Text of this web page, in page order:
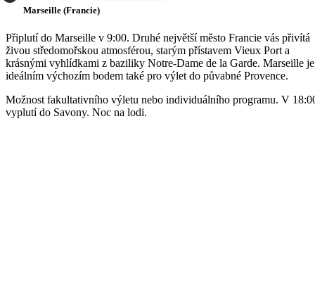
Marseille (Francie)
Připlutí do Marseille v 9:00. Druhé největší město Francie vás přivítá
živou středomořskou atmosférou, starým přístavem Vieux Port a
krásnými vyhlídkami z baziliky Notre-Dame de la Garde. Marseille je
ideálním výchozím bodem také pro výlet do půvabné Provence.
Možnost fakultativního výletu nebo individuálního programu. V
vyplutí do Savony. Noc na lodi.